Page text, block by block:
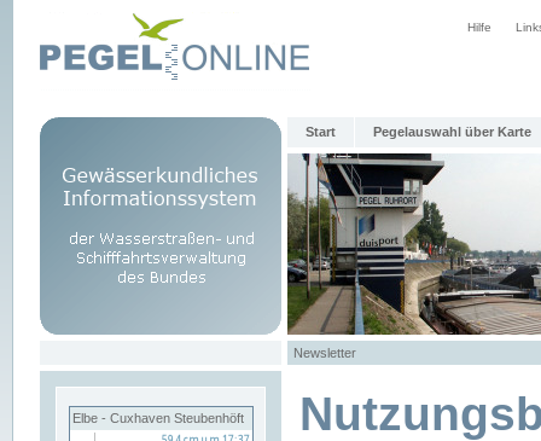
Hilfe
Start Pegelauswahl über Karte
Newsletter
Elbe - Cuxhaven Steubenhöft